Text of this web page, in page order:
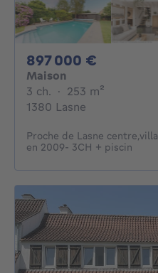
897 000 €
Maison
3 ch. 3 chambres
· 253 m²
1380 Lasne
Proche de Lasne
en 2009- 3CH + piscin